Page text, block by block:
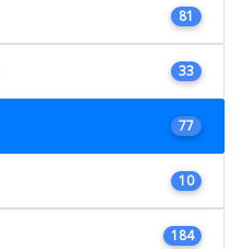
81
33
77
10
184